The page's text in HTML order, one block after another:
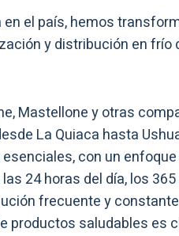
el país, hemos
y distribución en frío
Mastellone y otras
La Quiaca hasta
con un
24 horas del día, los
frecuente y
productos saludables es